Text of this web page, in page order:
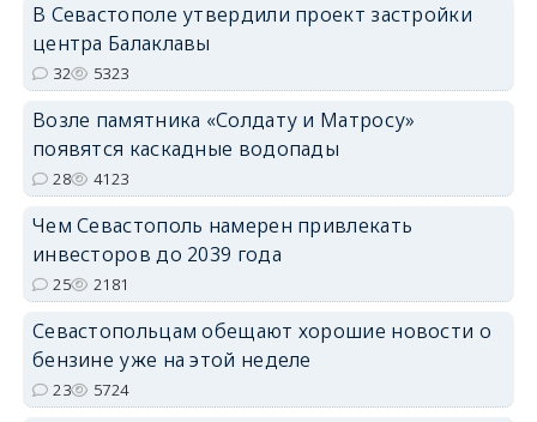
В Севастополе утвердили проект застройки
центра Балаклавы
32 5323
Возле памятника «Солдату и Матросу»
появятся каскадные водопады
28 4123
Чем Севастополь намерен привлекать
инвесторов до 2039 года
25 2181
Севастопольцам обещают хорошие новости о
бензине уже на этой неделе
23 5724